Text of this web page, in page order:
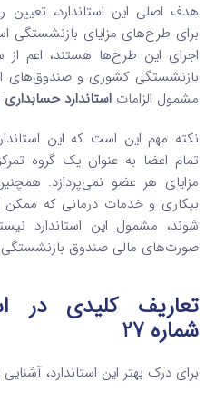
هدف اصلی این استاندارد، تعیین
برای طرح‌های مزایای بازنشستگی
اجرای این طرح‌ها هستند، اعم از
بازنشستگی کشوری و صندوق‌های
مشمول الزامات استاندارد حسابداری
نکته مهم این است که این
تمام اعضا به عنوان یک گروه
مزایای هر عضو نمی‌پردازد.
بیکاری و خدمات درمانی که
شوند، مشمول این استاندارد
صورت‌های مالی صندوق بازنشستگی
تعاریف کلیدی در
شماره 27
برای درک بهتر این استاندارد،